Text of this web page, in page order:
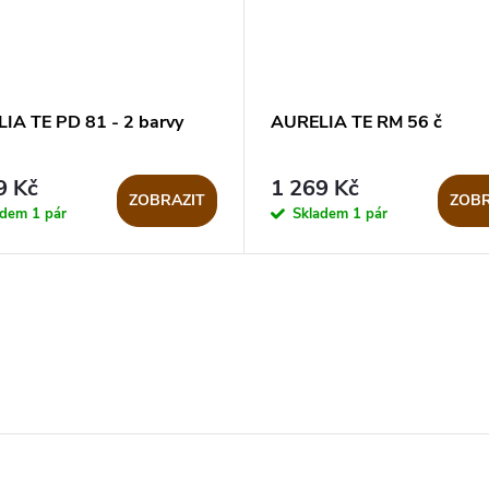
TE PD 81 - 2 barvy
Kč
1 pár
ZOBRAZIT
AURELIA TE RM 56 č
1 269 Kč
Skladem 1 pár